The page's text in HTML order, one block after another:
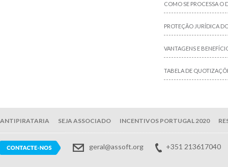
COMO SE PROCESSA O
PROTEÇÃO JURÍDICA
VANTAGENS E
TABELA DE
ANTIPIRATARIA SEJA ASSOCIADO INCENTIVOS PORTUGAL 2020
geral@assoft.org +351 213617040